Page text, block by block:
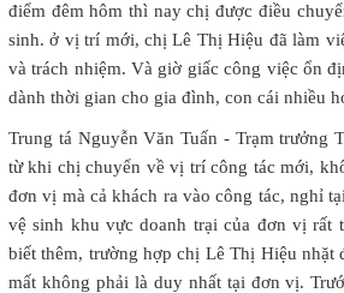
điểm đêm hôm thì nay chị được điều
sinh. ở vị trí mới, chị Lê Thị Hiệu đã làm
và trách nhiệm. Và giờ giấc công việc ổn
dành thời gian cho gia đình, con cái nhiều
Trung tá Nguyễn Văn Tuấn - Trạm trưởng
từ khi chị chuyển về vị trí công tác mới,
đơn vị mà cả khách ra vào công tác, nghỉ
vệ sinh khu vực doanh trại của đơn vị rất
biết thêm, trường hợp chị Lê Thị Hiệu nhặt
mất không phải là duy nhất tại đơn vị.